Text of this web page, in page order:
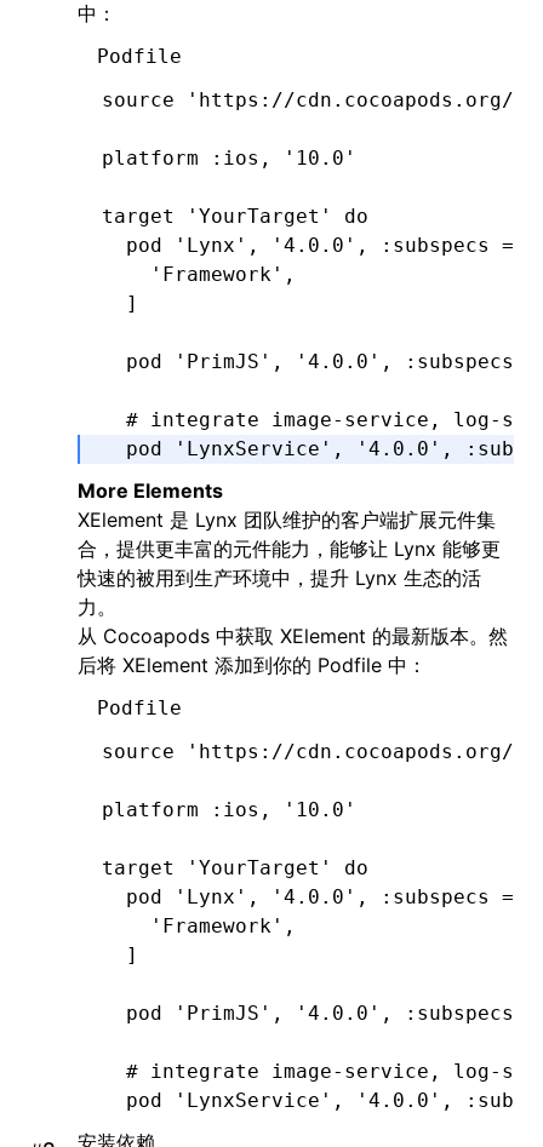
中：
Podfile
source
'https://cdn.cocoapods.org/'
platform :ios , '10.0'
target 'YourTarget'
do
  pod
'Lynx' , '4.0.0' , :subspecs =>
    'Framework'
,
  ]
  pod
'PrimJS' , '4.0.0' , :subspecs
# integrate image-service, log-
  pod
'LynxService' , '4.0.0' ,
      'Image'
      'Log'
,
      'Http'
,
  ]
  # ImageService
  pod
'SDWebImage',
'5.15.5'
  pod
'SDWebImageWebPCoder'
end
More Elements
XElement 是 Lynx 团队维护的客户端扩展元件集
合，提供更丰富的元件能力，能够让 Lynx 能够更
快速的被用到生产环境中，提升 Lynx 生态的活
力。
从 Cocoapods 中获取 XElement 的最新版本。然
后将 XElement 添加到你的 Podfile 中：
Podfile
source
'https://cdn.cocoapods.org/'
platform :ios , '10.0'
target 'YourTarget'
do
  pod
'Lynx' , '4.0.0' , :subspecs =>
    'Framework'
,
  ]
  pod
'PrimJS' , '4.0.0' , :subspecs
# integrate image-service, log-
  pod
'LynxService' , '4.0.0' ,
      'Image'
安装依赖